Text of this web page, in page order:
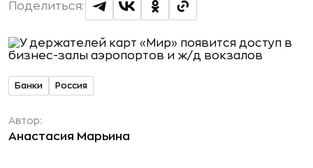
Поделиться:
Банки Россия
Автор:
Анастасия Марьина